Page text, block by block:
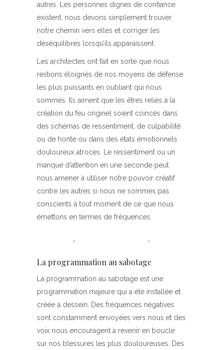
autres. Les personnes dignes de confiance
existent, nous devons simplement trouver
notre chemin vers elles et corriger les
déséquilibres lorsqu’ils apparaissent.
Les architectes ont fait en sorte que nous
restions éloignés de nos moyens de défense
les plus puissants en oubliant qui nous
sommes. Ils aiment que les êtres reliés à la
création du feu originel soient coincés dans
des schémas de ressentiment, de culpabilité
ou de honte ou dans des états émotionnels
douloureux atroces. Le ressentiment ou un
manque d’attention en une seconde peut
nous amener à utiliser notre pouvoir créatif
contre les autres si nous ne sommes pas
conscients à tout moment de ce que nous
émettons en termes de fréquences.
La programmation au sabotage
La programmation au sabotage est une
programmation majeure qui a été installée et
créée à dessein. Des fréquences négatives
sont constamment envoyées vers nous et des
voix nous encouragent à revenir en boucle
sur nos blessures les plus douloureuses. Des